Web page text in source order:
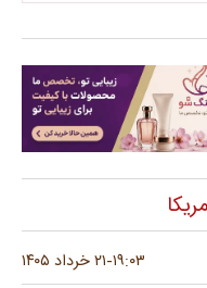
۱۹:۰۳-۲۱ خرداد ۱۴۰۵